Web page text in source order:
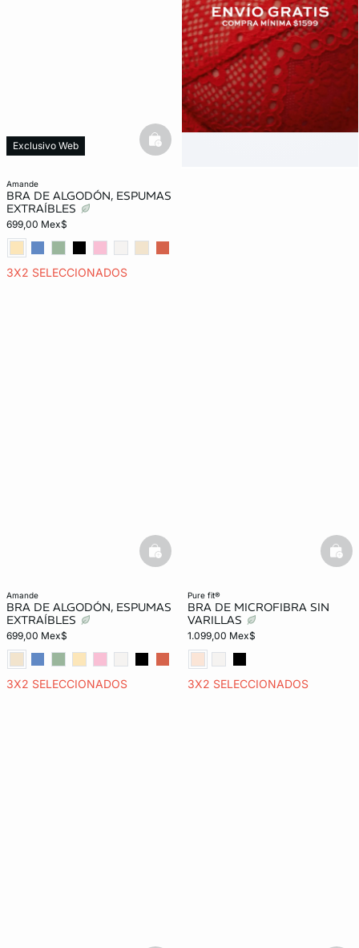
amande
BRA DE ALGODÓN, ESPUMAS
EXTRAÍBLES
699,00 Mex$
3X2 SELECCIONADOS
Exclusivo Web basketfull
amande
BRA DE ALGODÓN, ESPUMAS
EXTRAÍBLES
699,00 Mex$
3X2 SELECCIONADOS
basketfull
pure fit®
BRA DE MICROFIBRA SIN
VARILLAS
1.099,00 Mex$
3X2 SELECCIONADOS